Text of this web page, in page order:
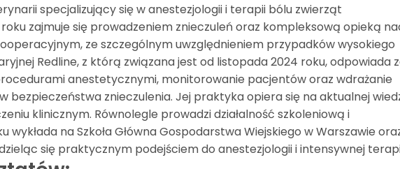
specjalizujący się w anestezjologii i terapii bólu zwierząt
zajmuje się prowadzeniem znieczuleń oraz kompleksową opieką
ze szczególnym uwzględnieniem przypadków wysokiego
Redline, z którą związana jest od listopada 2024 roku, odpowiada
anestetycznymi, monitorowanie pacjentów oraz wdrażanie
bezpieczeństwa znieczulenia. Jej praktyka opiera się na aktualnej
klinicznym. Równolegle prowadzi działalność szkoleniową i
wykłada na Szkoła Główna Gospodarstwa Wiejskiego w Warszawie
się praktycznym podejściem do anestezjologii i intensywnej